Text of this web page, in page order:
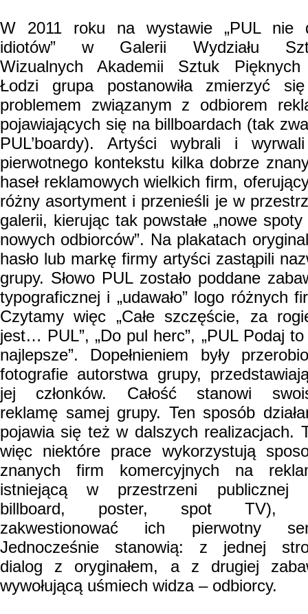
W 2011 roku na wystawie „PUL nie
idiotów” w Galerii Wydziału
Wizualnych Akademii Sztuk
Łodzi grupa postanowiła zmierzyć
problemem związanym z odbiorem
pojawiających się na billboardach (tak
PUL’boardy). Artyści wybrali i
pierwotnego kontekstu kilka dobrze
haseł reklamowych wielkich firm,
różny asortyment i przenieśli je w
galerii, kierując tak powstałe „nowe spoty
nowych odbiorców”. Na plakatach
hasło lub markę firmy artyści zastąpili
grupy. Słowo PUL zostało poddane
typograficznej i „udawało” logo różnych
Czytamy więc „Całe szczęście, za
jest… PUL”, „Do pul herc”, „PUL Podaj
najlepsze”. Dopełnieniem były
fotografie autorstwa grupy,
jej członków. Całość stanowi
reklamę samej grupy. Ten sposób
pojawia się też w dalszych realizacjach.
więc niektóre prace wykorzystują
znanych firm komercyjnych na
istniejącą w przestrzeni publicznej
billboard, poster, spot TV),
zakwestionować ich pierwotny
Jednocześnie stanowią: z jednej
dialog z oryginałem, a z drugiej
wywołującą uśmiech widza – odbiorcy.